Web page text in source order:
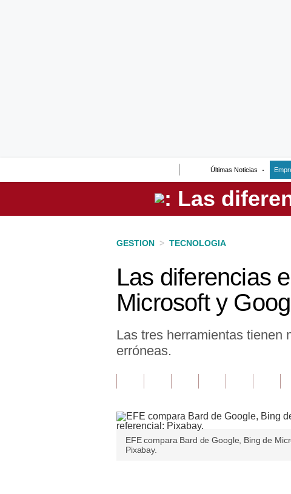
Últimas Noticias
Perú
GESTION > TECNOLOGIA
Las diferencias
Microsoft y
Las tres herramientas tienen
erróneas.
EFE compara Bard de Google, Bing de
Pixabay.